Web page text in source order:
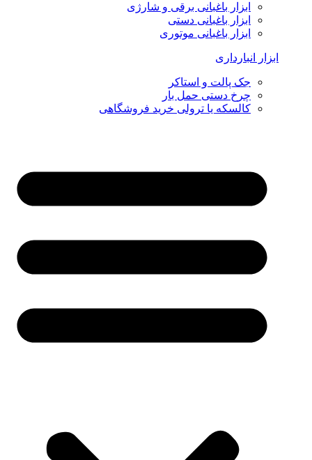
ابزار باغبانی برقی و شارژی
ابزار باغبانی دستی
ابزار باغبانی موتوری
ابزار انبارداری
جک پالت و استاکر
چرخ دستی حمل بار
کالسکه یا ترولی خرید فروشگاهی